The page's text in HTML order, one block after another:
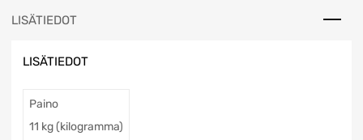
LISÄTIEDOT
LISÄTIEDOT
Paino
11 kg (kilogramma)